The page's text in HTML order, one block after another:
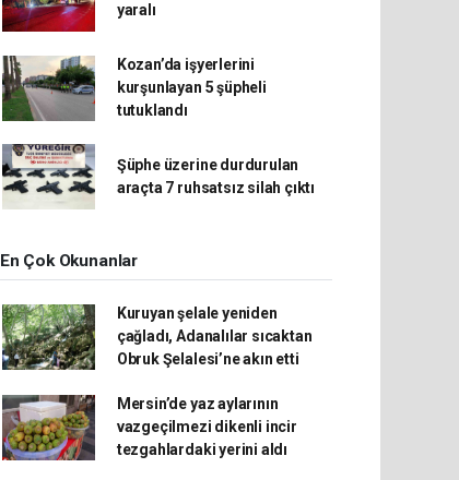
yaralı
Kozan’da işyerlerini
kurşunlayan 5 şüpheli
tutuklandı
Şüphe üzerine durdurulan
araçta 7 ruhsatsız silah çıktı
En Çok Okunanlar
Kuruyan şelale yeniden
çağladı, Adanalılar sıcaktan
Obruk Şelalesi’ne akın etti
Mersin’de yaz aylarının
vazgeçilmezi dikenli incir
tezgahlardaki yerini aldı